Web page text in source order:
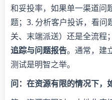
和妥投率，如果单一渠道问
题；3. 分析客户投诉，看问
关、末端派送）还是全流程
追踪与问题报告。通常，建
测试是明智之举。
问：在资源有限的情况下，